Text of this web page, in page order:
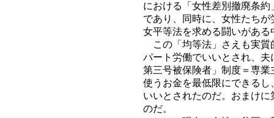
における「女性差別撤廃条
であり、同時に、女性たち
女平等法を求める闘いがあ
この「均等法」さえも実質
パート労働でいいとされ、
第三号被保険者」制度＝専
使うお金を最低限にできる
いいとされたのだ。おまけ
のだ。